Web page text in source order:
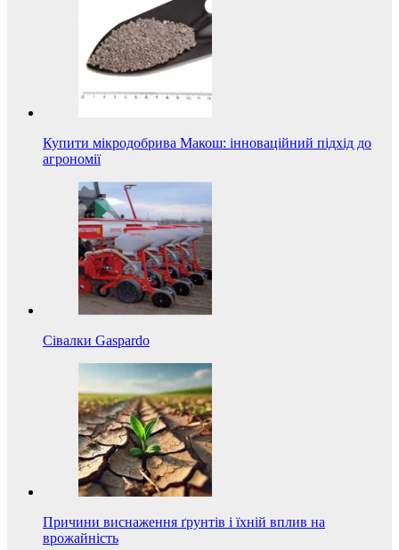
Купити мікродобрива Макош: інноваційний підхід до
агрономії
Сівалки Gaspardo
Причини виснаження ґрунтів і їхній вплив на
врожайність